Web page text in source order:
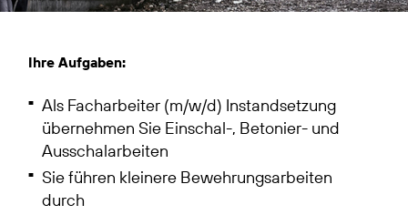
Ihre Aufgaben:
Als Facharbeiter (m/w/d) Instandsetzung
übernehmen Sie Einschal-, Betonier- und
Ausschalarbeiten
Sie führen kleinere Bewehrungsarbeiten
durch